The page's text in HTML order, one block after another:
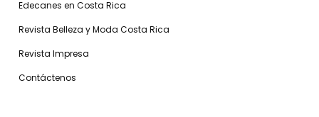
Edecanes en Costa Rica
Revista Belleza y Moda Costa Rica
Revista Impresa
Contáctenos